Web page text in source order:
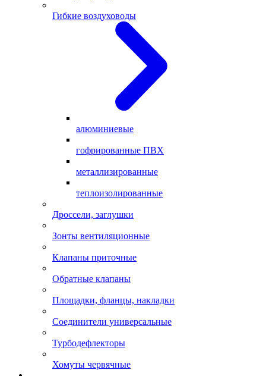
Гибкие воздуховоды
алюминиевые
гофрированные ПВХ
металлизированные
теплоизолированные
Дроссели, заглушки
Зонты вентиляционные
Клапаны приточные
Обратные клапаны
Площадки, фланцы, накладки
Соединители универсальные
Турбодефлекторы
Хомуты червячные